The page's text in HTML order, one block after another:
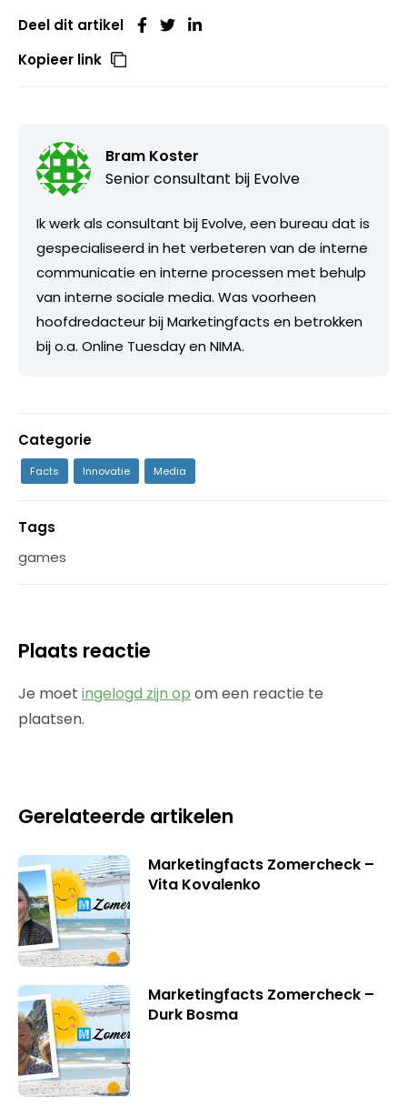
Deel dit artikel
Kopieer link
Bram Koster
Senior consultant bij Evolve
Ik werk als consultant bij Evolve, een bureau dat is
gespecialiseerd in het verbeteren van de interne
communicatie en interne processen met behulp
van interne sociale media. Was voorheen
hoofdredacteur bij Marketingfacts en betrokken
bij o.a. Online Tuesday en NIMA.
Categorie
Facts Innovatie Media
Tags
games
Plaats reactie
Je moet ingelogd zijn op om een reactie te
plaatsen.
Gerelateerde artikelen
Marketingfacts Zomercheck –
Vita Kovalenko
Marketingfacts Zomercheck –
Durk Bosma